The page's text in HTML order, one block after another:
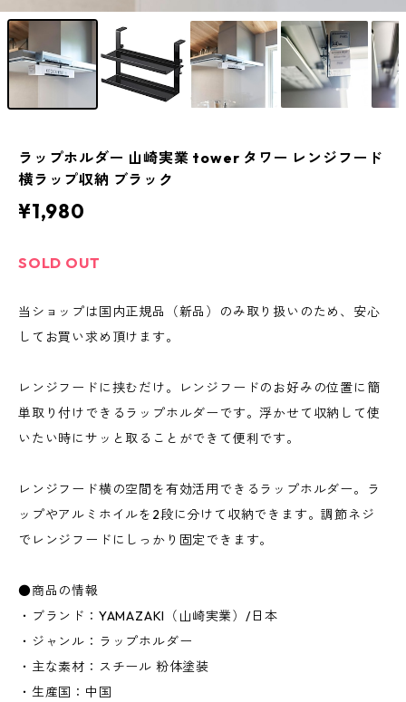
ラップホルダー 山崎実業 tower タワー レンジフード
横ラップ収納 ブラック
¥1,980
SOLD OUT
当ショップは国内正規品（新品）のみ取り扱いのため、安心
してお買い求め頂けます。
レンジフードに挟むだけ。レンジフードのお好みの位置に簡
単取り付けできるラップホルダーです。浮かせて収納して使
いたい時にサッと取ることができて便利です。
レンジフード横の空間を有効活用できるラップホルダー。ラ
ップやアルミホイルを2段に分けて収納できます。調節ネジ
でレンジフードにしっかり固定できます。
●商品の情報
・ブランド：YAMAZAKI（山崎実業）/日本
・ジャンル：ラップホルダー
・主な素材：スチール 粉体塗装
・生産国：中国